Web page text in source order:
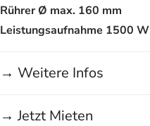
Rührer Ø max. 160 mm
Leistungsaufnahme 1500 W
→ Weitere Infos
→ Jetzt Mieten